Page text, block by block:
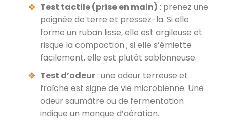
Test tactile (prise en main) : prenez une
poignée de terre et pressez-la. Si elle
forme un ruban lisse, elle est argileuse et
risque la compaction ; si elle s’émiette
facilement, elle est plutôt sablonneuse.
Test d’odeur : une odeur terreuse et
fraîche est signe de vie microbienne. Une
odeur saumâtre ou de fermentation
indique un manque d’aération.